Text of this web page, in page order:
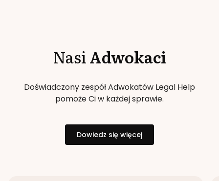
NasiAdwokaci
Doświadczony zespół Adwokatów Legal Help
pomoże Ci w każdej sprawie.
Dowiedz się więcej